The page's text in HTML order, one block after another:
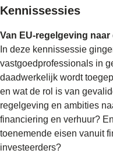
Kennissessies
Van EU-regelgeving
In deze kennissessie
vastgoedprofessionals in
daadwerkelijk wordt
en wat de rol is van
regelgeving en ambities
financiering en verhuur?
toenemende eisen vanuit
investeerders?